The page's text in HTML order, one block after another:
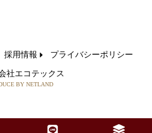
採用情報 プライバシーポリシー
社エコテックス
BY NETLAND